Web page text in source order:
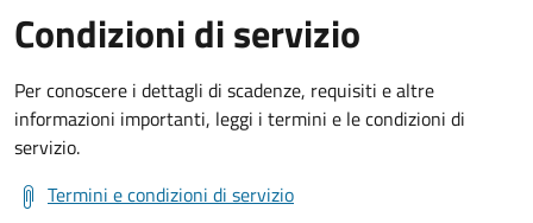
Condizioni di servizio
Per conoscere i dettagli di scadenze, requisiti e altre
informazioni importanti, leggi i termini e le condizioni di
servizio.
Termini e condizioni di servizio